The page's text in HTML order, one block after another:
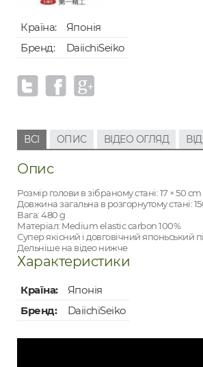
Країна:
Японія
Бренд:
DaiichiSeiko
ВСІ ОПИС ВІДЕО ОГЛЯД
Опис
Розмір голови в зібраному стані: 17 × 50 cm
Довжина загальна в розгорнутому стані:
Вага: 480 g
Матеріал: Medium elastic carbon 100%
Супер якісний і довговічний японьський
Дельніше на відео нижче
Характеристики
Країна:
Японія
Бренд:
DaiichiSeiko